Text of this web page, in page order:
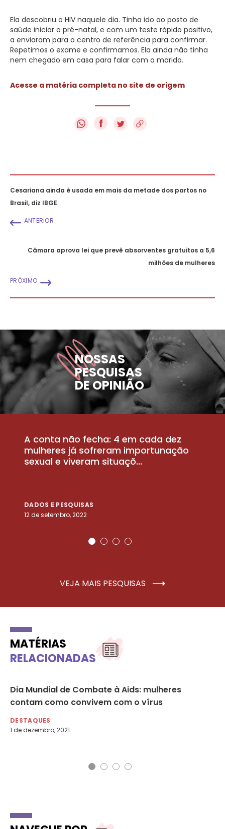
Ela descobriu o HIV naquele dia. Tinha ido ao posto de
saúde iniciar o pré-natal, e com um teste rápido positivo,
a enviaram para o centro de referência para confirmar.
Repetimos o exame e confirmamos. Ela ainda não tinha
nem chegado em casa para falar com o marido.
Acesse a matéria completa no site de origem
f
Cesariana ainda é usada em mais da metade dos partos no
Brasil, diz IBGE
ANTERIOR
Câmara aprova lei que prevê absorventes gratuitos a 5,6
milhões de mulheres
PRÓXIMO
NOSSAS
PESQUISAS
DE OPINIÃO
A conta não fecha: 4 em cada dez
mulheres já sofreram importunação
sexual e viveram situaçõ...
DADOS E PESQUISAS
12 de setembro, 2022
VEJA MAIS PESQUISAS
MATÉRIAS
RELACIONADAS
Dia Mundial de Combate à Aids: mulheres
contam como convivem com o vírus
DESTAQUES
1 de dezembro, 2021